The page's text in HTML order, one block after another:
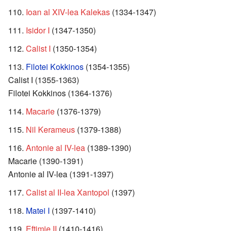
Ioan al XIV-lea Kalekas (1334-1347)
Isidor I (1347-1350)
Calist I (1350-1354)
Filotei Kokkinos (1354-1355)
Calist I (1355-1363)
Filotei Kokkinos (1364-1376)
Macarie (1376-1379)
Nil Kerameus (1379-1388)
Antonie al IV-lea (1389-1390)
Macarie (1390-1391)
Antonie al IV-lea (1391-1397)
Calist al II-lea Xantopol (1397)
Matei I (1397-1410)
Eftimie II (1410-1416)